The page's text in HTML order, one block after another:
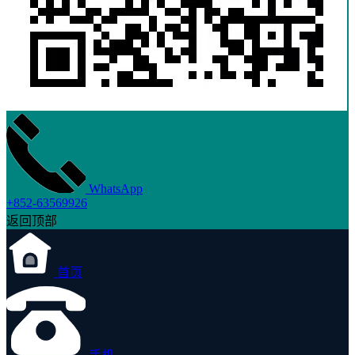
WhatsApp
+852-63569926
返回顶部
首页